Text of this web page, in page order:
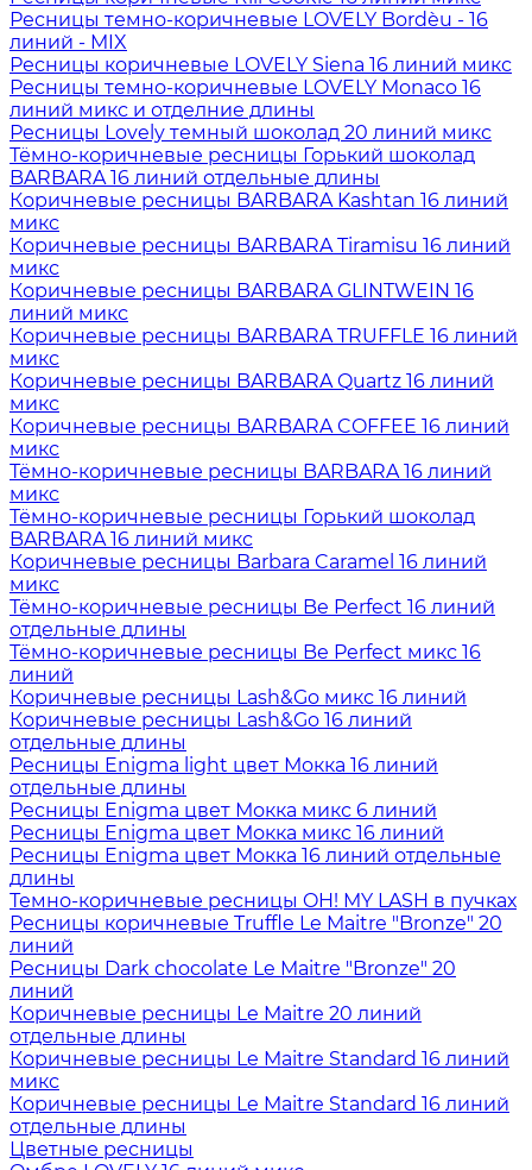
Ресницы темно-коричневые LOVELY Bordèu - 16
линий - MIX
Ресницы коричневые LOVELY Siena 16 линий микс
Ресницы темно-коричневые LOVELY Monaco 16
линий микс и отделние длины
Ресницы Lovely темный шоколад 20 линий микс
Тёмно-коричневые ресницы Горький шоколад
BARBARA 16 линий отдельные длины
Коричневые ресницы BARBARA Kashtan 16 линий
микс
Коричневые ресницы BARBARA Tiramisu 16 линий
микс
Коричневые ресницы BARBARA GLINTWEIN 16
линий микс
Коричневые ресницы BARBARA TRUFFLE 16 линий
микс
Коричневые ресницы BARBARA Quartz 16 линий
микс
Коричневые ресницы BARBARA COFFEE 16 линий
микс
Тёмно-коричневые ресницы BARBARA 16 линий
микс
Тёмно-коричневые ресницы Горький шоколад
BARBARA 16 линий микс
Коричневые ресницы Barbara Caramel 16 линий
микс
Тёмно-коричневые ресницы Be Perfect 16 линий
отдельные длины
Тёмно-коричневые ресницы Be Perfect микс 16
линий
Коричневые ресницы Lash&Go микс 16 линий
Коричневые ресницы Lash&Go 16 линий
отдельные длины
Ресницы Enigma light цвет Мокка 16 линий
отдельные длины
Ресницы Enigma цвет Мокка микс 6 линий
Ресницы Enigma цвет Мокка микс 16 линий
Ресницы Enigma цвет Мокка 16 линий отдельные
длины
Темно-коричневые ресницы OH! MY LASH в пучках
Ресницы коричневые Truffle Le Maitre "Bronze" 20
линий
Ресницы Dark chocolate Le Maitre "Bronze" 20
линий
Коричневые ресницы Le Maitre 20 линий
отдельные длины
Коричневые ресницы Le Maitre Standard 16 линий
микс
Коричневые ресницы Le Maitre Standard 16 линий
отдельные длины
Цветные ресницы